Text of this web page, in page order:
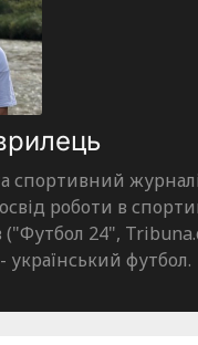
спортивний
роботи в
("Футбол 24",
український футбол.